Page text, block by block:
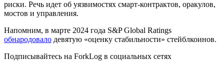
риски. Речь идет об уязвимостях смарт-контрактов, оракулов,
мостов и управления.
Напомним, в марте 2024 года S&P Global Ratings
обнародовало девятую «оценку стабильности» стейблкоинов.
Подписывайтесь на ForkLog в социальных сетях